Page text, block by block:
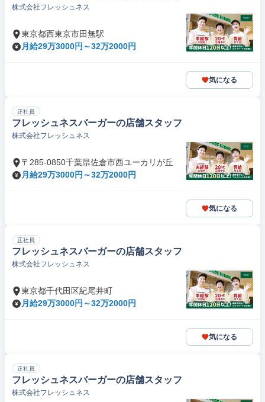
株式会社フレッシュネス
東京都西東京市田無駅
月給29万3000円～32万2000円
気になる
正社員
フレッシュネスバーガーの店舗スタッフ
株式会社フレッシュネス
〒285-0850千葉県佐倉市西ユーカリが丘
月給29万3000円～32万2000円
気になる
正社員
フレッシュネスバーガーの店舗スタッフ
株式会社フレッシュネス
東京都千代田区紀尾井町
月給29万3000円～32万2000円
気になる
正社員
フレッシュネスバーガーの店舗スタッフ
株式会社フレッシュネス